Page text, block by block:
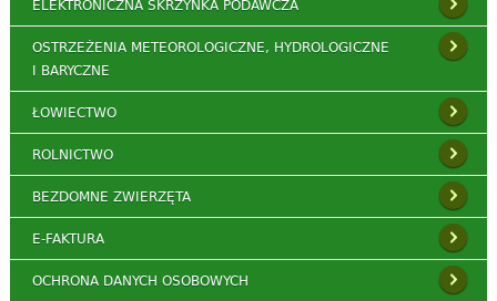
ELEKTRONICZNA SKRZYNKA PODAWCZA
OSTRZEŻENIA METEOROLOGICZNE, HYDROLOGICZNE
I BARYCZNE
ŁOWIECTWO
ROLNICTWO
BEZDOMNE ZWIERZĘTA
E-FAKTURA
OCHRONA DANYCH OSOBOWYCH